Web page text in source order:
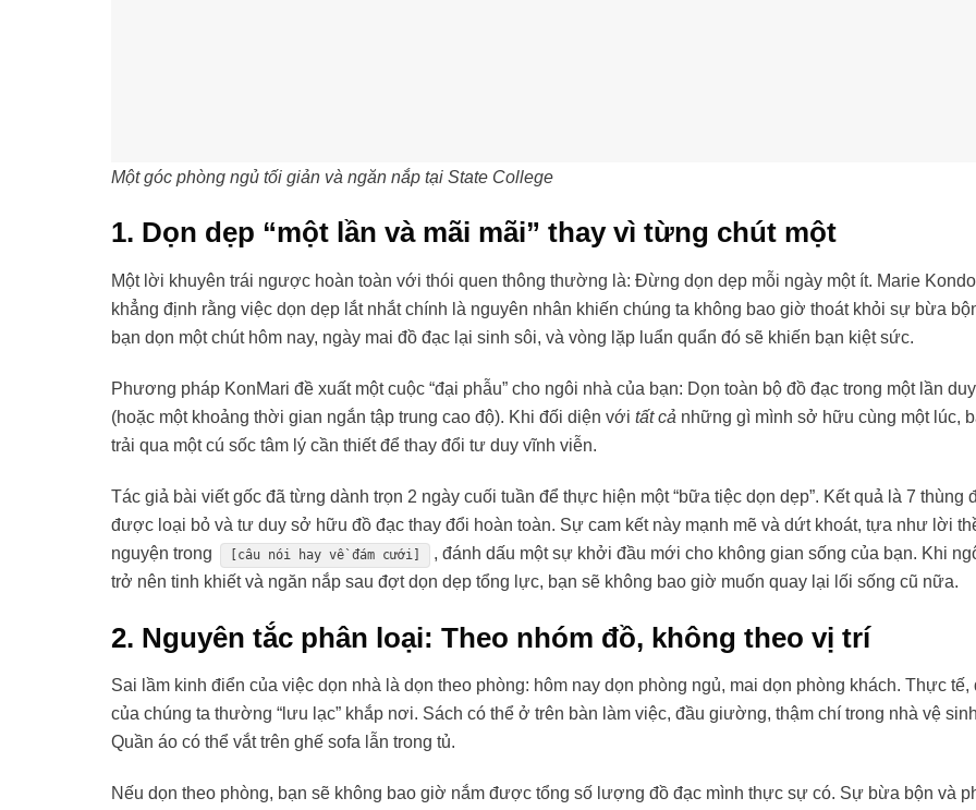
Một góc phòng ngủ tối giản và ngăn nắp tại State College
1. Dọn dẹp “một lần và mãi mãi” thay vì từng chút một
Một lời khuyên trái ngược hoàn toàn với thói quen thông thường là: Đừng dọn dẹp mỗi ngày một ít. Marie Kondo
khẳng định rằng việc dọn dẹp lắt nhắt chính là nguyên nhân khiến chúng ta không bao giờ thoát khỏi sự bừa
bạn dọn một chút hôm nay, ngày mai đồ đạc lại sinh sôi, và vòng lặp luẩn quẩn đó sẽ khiến bạn kiệt sức.
Phương pháp KonMari đề xuất một cuộc “đại phẫu” cho ngôi nhà của bạn: Dọn toàn bộ đồ đạc trong một lần
(hoặc một khoảng thời gian ngắn tập trung cao độ). Khi đối diện với tất cả những gì mình sở hữu cùng một lúc,
trải qua một cú sốc tâm lý cần thiết để thay đổi tư duy vĩnh viễn.
Tác giả bài viết gốc đã từng dành trọn 2 ngày cuối tuần để thực hiện một “bữa tiệc dọn dẹp”. Kết quả là 7 thùng
được loại bỏ và tư duy sở hữu đồ đạc thay đổi hoàn toàn. Sự cam kết này mạnh mẽ và dứt khoát, tựa như lời
nguyện trong
[câu nói hay về đám cưới]
, đánh dấu một sự khởi đầu mới cho không gian sống của bạn. Khi
trở nên tinh khiết và ngăn nắp sau đợt dọn dẹp tổng lực, bạn sẽ không bao giờ muốn quay lại lối sống cũ nữa.
2. Nguyên tắc phân loại: Theo nhóm đồ, không theo vị trí
Sai lầm kinh điển của việc dọn nhà là dọn theo phòng: hôm nay dọn phòng ngủ, mai dọn phòng khách. Thực tế,
của chúng ta thường “lưu lạc” khắp nơi. Sách có thể ở trên bàn làm việc, đầu giường, thậm chí trong nhà vệ
Quần áo có thể vắt trên ghế sofa lẫn trong tủ.
Nếu dọn theo phòng, bạn sẽ không bao giờ nắm được tổng số lượng đồ đạc mình thực sự có. Sự bừa bộn và